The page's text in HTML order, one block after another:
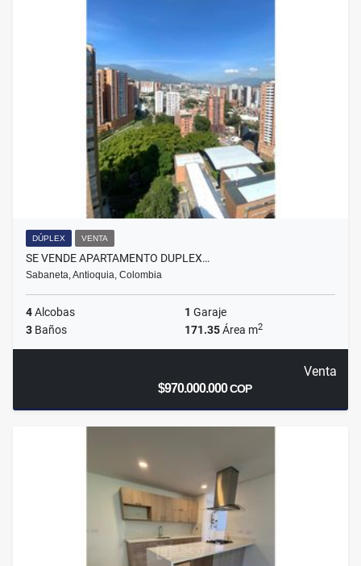
DÚPLEX VENTA
SE VENDE APARTAMENTO DUPLEX…
Sabaneta, Antioquia, Colombia
4Alcobas 1 Garaje
3 Baños 171.35Área m2
Venta
$970.000.000COP